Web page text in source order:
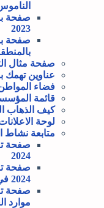
الناموس
صفحة
2023
صفحة
صفحة مثال
عناوين
فضاء
قائمة
كيف الذهاب
لوحة
متابعة نشاط
2024
2024 في مستوى موارد العنوان الاول
موارد